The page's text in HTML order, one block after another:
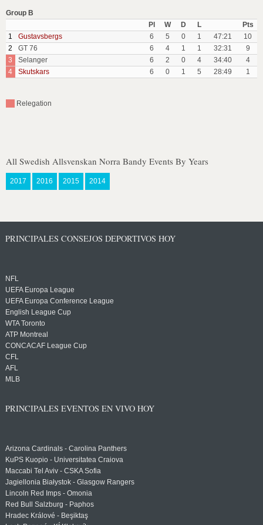
Group B
Pl
W D L
Pts
1
Gustavsbergs 6 5 0 1 47:21
10
2
GT 76 6 4 1 1 32:31
9
3
Selanger 6 2 0 4 34:40
4
4
Skutskars 6 0 1 5 28:49 1
Relegation
All Swedish Allsvenskan Norra Bandy Events By Years
2017 2016 2015 2014
PRINCIPALES CONSEJOS DEPORTIVOS HOY
NFL
UEFA Europa League
UEFA Europa Conference League
English League Cup
WTA Toronto
ATP Montreal
CONCACAF League Cup
CFL
AFL
MLB
PRINCIPALES EVENTOS EN VIVO HOY
Arizona Cardinals - Carolina Panthers
KuPS Kuopio - Universitatea Craiova
Maccabi Tel Aviv - CSKA Sofia
Jagiellonia Białystok - Glasgow Rangers
Lincoln Red Imps - Omonia
Red Bull Salzburg - Paphos
Hradec Králové - Beşiktaş